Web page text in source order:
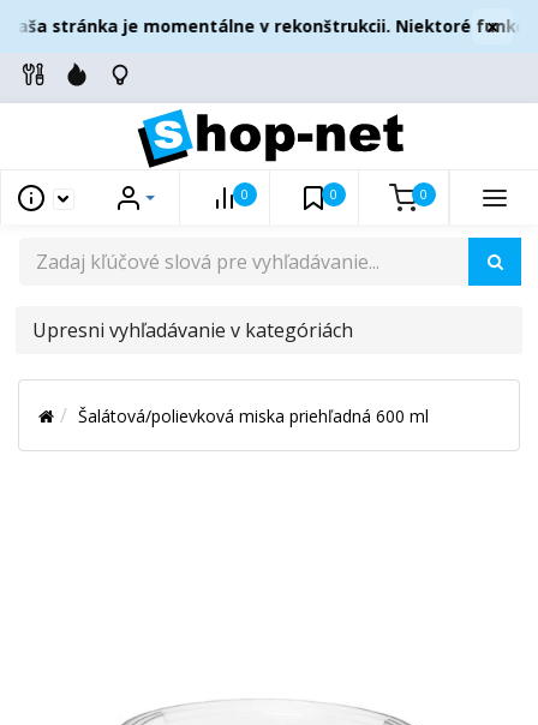
stránka je momentálne v rekonštrukcii. Niektoré ×
0 0 0
UPRESNI
V
KATEGÓRIÁCH
Šalátová/polievková miska priehľadná 600 ml